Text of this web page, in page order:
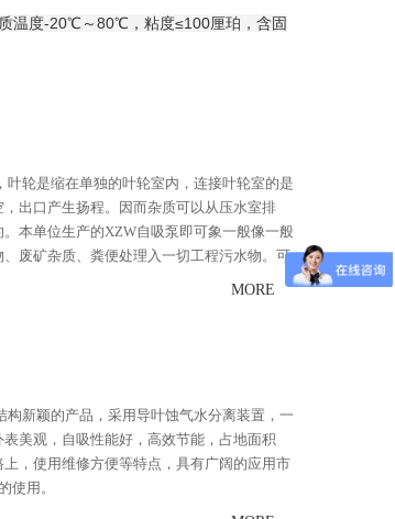
温度-20℃～80℃，粘度≤100厘珀，含固
轮是缩在单独的叶轮室内，连接叶轮室的是
出口产生扬程。因而杂质可以从压水室排
本单位生产的XZW自吸泵即可象一般像一般
废矿杂质、粪便处理入一切工程污水物。可
和河塘养殖等行业。它是目前国内抽送固体
MORE
新颖的产品，采用导叶蚀气水分离装置，一
美观，自吸性能好，高效节能，占地面积
，使用维修方便等特点，具有广阔的应用市
使用。